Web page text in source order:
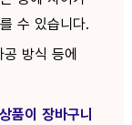
수 있습니다.
방식 등에
품이 장바구니